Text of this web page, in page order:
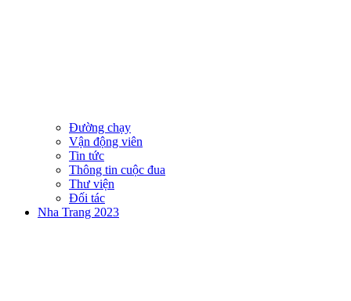
Đường chạy
Vận động viên
Tin tức
Thông tin cuộc đua
Thư viện
Đối tác
Nha Trang 2023